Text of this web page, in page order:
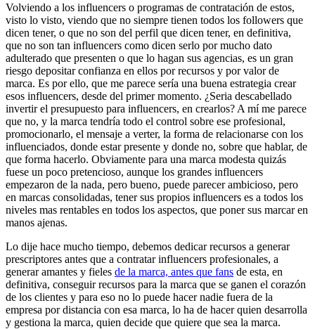
Volviendo a los influencers o programas de contratación de estos,
visto lo visto, viendo que no siempre tienen todos los followers que
dicen tener, o que no son del perfil que dicen tener, en definitiva,
que no son tan influencers como dicen serlo por mucho dato
adulterado que presenten o que lo hagan sus agencias, es un gran
riesgo depositar confianza en ellos por recursos y por valor de
marca. Es por ello, que me parece sería una buena estrategia crear
esos influencers, desde del primer momento. ¿Seria descabellado
invertir el presupuesto para influencers, en crearlos? A mí me parece
que no, y la marca tendría todo el control sobre ese profesional,
promocionarlo, el mensaje a verter, la forma de relacionarse con los
influenciados, donde estar presente y donde no, sobre que hablar, de
que forma hacerlo. Obviamente para una marca modesta quizás
fuese un poco pretencioso, aunque los grandes influencers
empezaron de la nada, pero bueno, puede parecer ambicioso, pero
en marcas consolidadas, tener sus propios influencers es a todos los
niveles mas rentables en todos los aspectos, que poner sus marcar en
manos ajenas.
Lo dije hace mucho tiempo, debemos dedicar recursos a generar
prescriptores antes que a contratar influencers profesionales, a
generar amantes y fieles de la marca, antes que fans de esta, en
definitiva, conseguir recursos para la marca que se ganen el corazón
de los clientes y para eso no lo puede hacer nadie fuera de la
empresa por distancia con esa marca, lo ha de hacer quien desarrolla
y gestiona la marca, quien decide que quiere que sea la marca.